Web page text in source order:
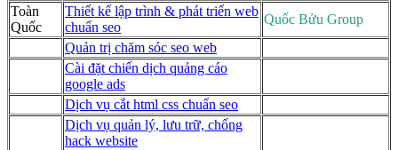
Toàn
Quốc
Thiết kế lập trình & phát triển web
chuẩn seo
Quốc Bửu Group
Quản trị chăm sóc seo web
Cài đặt chiến dịch quảng cáo
google ads
Dịch vụ cắt html css chuẩn seo
Dịch vụ quản lý, lưu trữ, chống
hack website